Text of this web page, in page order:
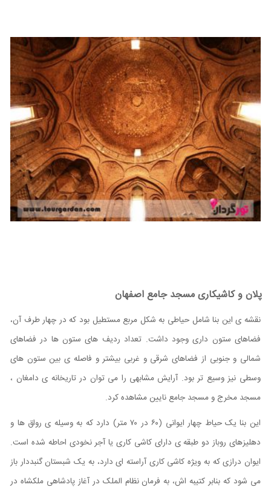
پلان و کاشیکاری مسجد جامع اصفهان
نقشه ی این بنا شامل حیاطی به شکل مربع مستطیل بود که در چهار طرف آن،
فضاهای ستون داری وجود داشت. تعداد ردیف های ستون ها در فضاهای
شمالی و جنوبی از فضاهای شرقی و غربی بیشتر و فاصله ی بین ستون های
وسطی نیز وسیع تر بود. آرایش مشابهی را می توان در تاریخانه ی دامغان ،
مسجد مخرج و مسجد جامع نایین مشاهده کرد.
این بنا یک حیاط چهار ایوانی (۶۰ در ۷۰ متر) دارد که به وسیله ی رواق ها و
دهلیزهای روباز دو طبقه ی دارای کاشی کاری یا آجر نخودی احاطه شده است.
ایوان درازی که به ویژه کاشی کاری آراسته ای دارد، به یک شبستان گنبددار باز
می شود که بنابر کتیبه اش، به فرمان نظام الملک در آغاز پادشاهی ملکشاه در